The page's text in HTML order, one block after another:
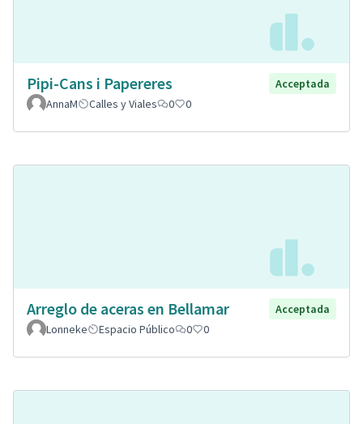
Pipi-Cans i Papereres
Acceptada
AnnaM
Calles y Viales 0 0
Arreglo de aceras en Bellamar
Acceptada
Lonneke
Espacio Público 0 0